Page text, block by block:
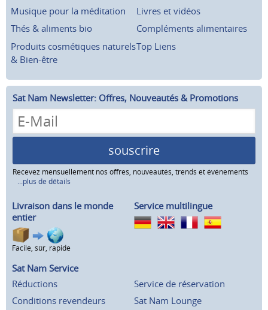
Musique pour la méditation
Livres et vidéos
Thés & aliments bio
Compléments alimentaires
Produits cosmétiques naturels
& Bien-être
Top Liens
Sat Nam Newsletter: Offres, Nouveautés & Promotions
souscrire
Recevez mensuellement nos offres, nouveautés, trends et événements
...plus de détails
Livraison dans le monde
entier
Facile, sûr, rapide
Service multilingue
Sat Nam Service
Réductions
Conditions revendeurs
Service de réservation
Sat Nam Lounge